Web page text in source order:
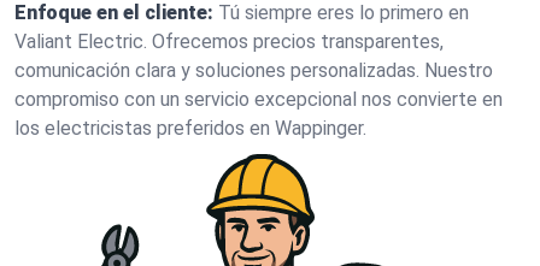
Enfoque en el cliente: Tú siempre eres lo primero en
Valiant Electric. Ofrecemos precios transparentes,
comunicación clara y soluciones personalizadas. Nuestro
compromiso con un servicio excepcional nos convierte en
los electricistas preferidos en Wappinger.